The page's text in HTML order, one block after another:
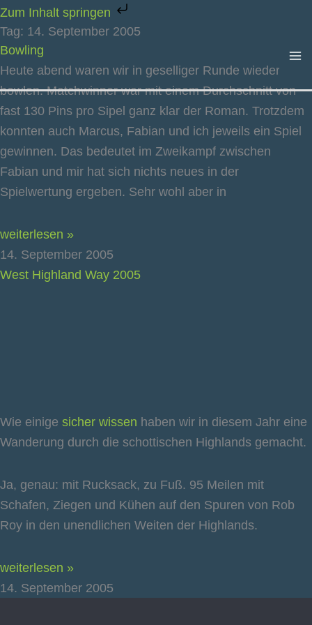
Zum Inhalt springen
Zum
Inhalt
springen
Tag: 14. September 2005
Bowling
Heute abend waren wir in geselliger Runde wieder
bowlen. Matchwinner war mit einem Durchschnitt von
fast 130 Pins pro Sipel ganz klar der Roman. Trotzdem
konnten auch Marcus, Fabian und ich jeweils ein Spiel
gewinnen. Das bedeutet im Zweikampf zwischen
Fabian und mir hat sich nichts neues in der
Spielwertung ergeben. Sehr wohl aber in
weiterlesen »
14. September 2005
West Highland Way 2005
Wie einige sicher wissen haben wir in diesem Jahr eine
Wanderung durch die schottischen Highlands gemacht.
Ja, genau: mit Rucksack, zu Fuß. 95 Meilen mit
Schafen, Ziegen und Kühen auf den Spuren von Rob
Roy in den unendlichen Weiten der Highlands.
weiterlesen »
14. September 2005